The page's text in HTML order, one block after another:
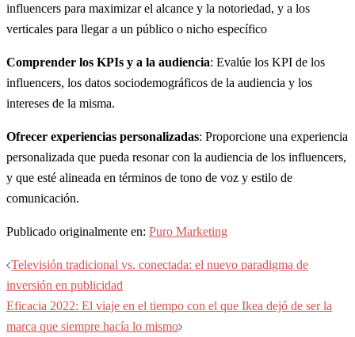
influencers para maximizar el alcance y la notoriedad, y a los
verticales para llegar a un público o nicho específico
Comprender los KPIs y a la audiencia: Evalúe los KPI de los
influencers, los datos sociodemográficos de la audiencia y los
intereses de la misma.
Ofrecer experiencias personalizadas: Proporcione una experiencia
personalizada que pueda resonar con la audiencia de los influencers,
y que esté alineada en términos de tono de voz y estilo de
comunicación.
Publicado originalmente en: Puro Marketing
Navegación
de
entradas
Televisión tradicional vs. conectada: el nuevo paradigma de
inversión en publicidad
Eficacia 2022: El viaje en el tiempo con el que Ikea dejó de ser la
marca que siempre hacía lo mismo